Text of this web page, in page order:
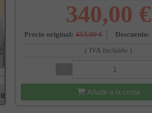
340,00 €
Precio original: 453,00 € Descuento:
( IVA Incluido )
−
Añadir a la cesta